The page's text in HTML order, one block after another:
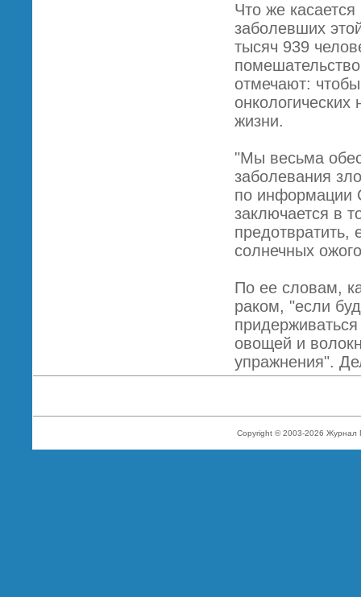
Что же
заболевших
тысяч 939
отмечают:
жизни.
"Мы весьма
заболевания
по информации
заключается в
предотвратить,
солнечных
По ее словам,
раком, "если
овощей и
упражнения".
Copyright © 2003-2026 Журнал